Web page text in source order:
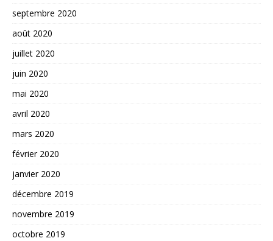
septembre 2020
août 2020
juillet 2020
juin 2020
mai 2020
avril 2020
mars 2020
février 2020
janvier 2020
décembre 2019
novembre 2019
octobre 2019